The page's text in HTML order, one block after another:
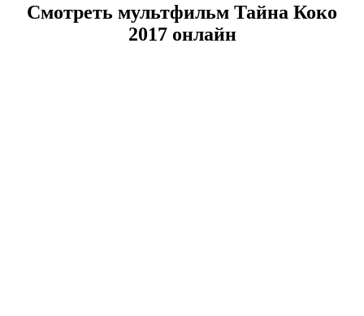
Смотреть мультфильм Тайна Коко
2017 онлайн